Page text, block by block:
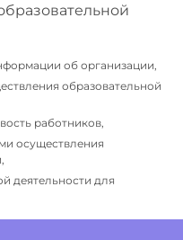
об организации,
образовательной
работников,
осуществления
деятельности для